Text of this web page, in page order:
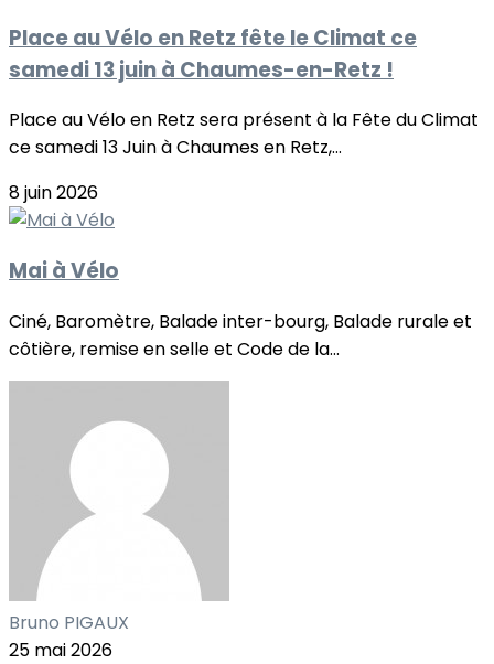
Place au Vélo en Retz fête le Climat ce
samedi 13 juin à Chaumes-en-Retz !
Place au Vélo en Retz sera présent à la Fête du Climat
ce samedi 13 Juin à Chaumes en Retz,...
8 juin 2026
Mai à Vélo
Ciné, Baromètre, Balade inter-bourg, Balade rurale et
côtière, remise en selle et Code de la...
Bruno PIGAUX
25 mai 2026